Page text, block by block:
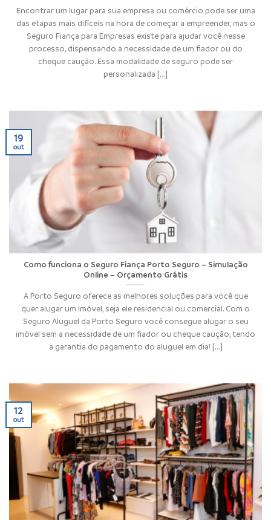
Encontrar um lugar para sua empresa ou comércio pode ser uma
das etapas mais difíceis na hora de começar a empreender, mas o
Seguro Fiança para Empresas existe para ajudar você nesse
processo, dispensando a necessidade de um fiador ou do
cheque caução. Essa modalidade de seguro pode ser
personalizada [...]
Como funciona o Seguro Fiança Porto Seguro – Simulação
Online – Orçamento Grátis
A Porto Seguro oferece as melhores soluções para você que
quer alugar um imóvel, seja ele residencial ou comercial. Com o
Seguro Aluguel da Porto Seguro você consegue alugar o seu
imóvel sem a necessidade de um fiador ou cheque caução, tendo
a garantia do pagamento do aluguel em dia! [...]
19
out
12
out